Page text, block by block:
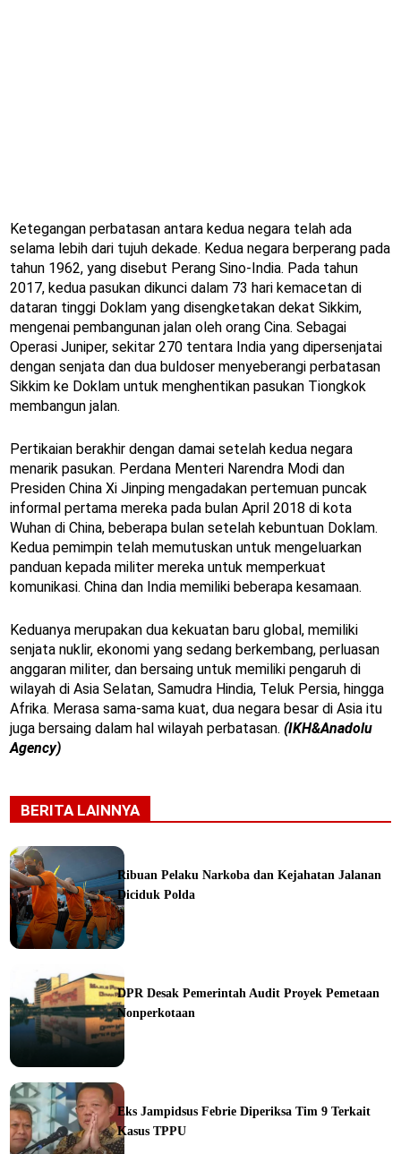
Ketegangan perbatasan antara kedua negara telah ada
selama lebih dari tujuh dekade. Kedua negara berperang pada
tahun 1962, yang disebut Perang Sino-India. Pada tahun
2017, kedua pasukan dikunci dalam 73 hari kemacetan di
dataran tinggi Doklam yang disengketakan dekat Sikkim,
mengenai pembangunan jalan oleh orang Cina. Sebagai
Operasi Juniper, sekitar 270 tentara India yang dipersenjatai
dengan senjata dan dua buldoser menyeberangi perbatasan
Sikkim ke Doklam untuk menghentikan pasukan Tiongkok
membangun jalan.
Pertikaian berakhir dengan damai setelah kedua negara
menarik pasukan. Perdana Menteri Narendra Modi dan
Presiden China Xi Jinping mengadakan pertemuan puncak
informal pertama mereka pada bulan April 2018 di kota
Wuhan di China, beberapa bulan setelah kebuntuan Doklam.
Kedua pemimpin telah memutuskan untuk mengeluarkan
panduan kepada militer mereka untuk memperkuat
komunikasi. China dan India memiliki beberapa kesamaan.
Keduanya merupakan dua kekuatan baru global, memiliki
senjata nuklir, ekonomi yang sedang berkembang, perluasan
anggaran militer, dan bersaing untuk memiliki pengaruh di
wilayah di Asia Selatan, Samudra Hindia, Teluk Persia, hingga
Afrika. Merasa sama-sama kuat, dua negara besar di Asia itu
juga bersaing dalam hal wilayah perbatasan. (IKH&Anadolu
Agency)
BERITA LAINNYA
Ribuan Pelaku Narkoba dan Kejahatan Jalanan
Diciduk Polda
DPR Desak Pemerintah Audit Proyek Pemetaan
Nonperkotaan
Eks Jampidsus Febrie Diperiksa Tim 9 Terkait
Kasus TPPU